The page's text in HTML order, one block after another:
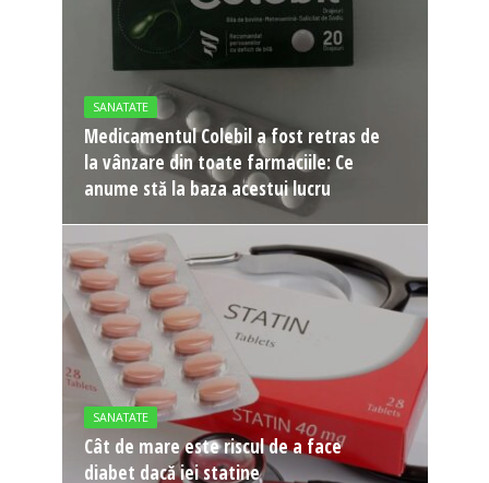
SANATATE
Medicamentul Colebil a fost retras de
la vânzare din toate farmaciile: Ce
anume stă la baza acestui lucru
SANATATE
Cât de mare este riscul de a face
diabet dacă iei statine